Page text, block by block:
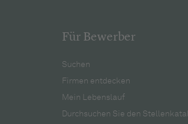
Für Bewerber
Suchen
Firmen entdecken
Mein Lebenslauf
Durchsuchen Sie den